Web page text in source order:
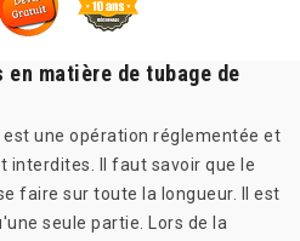
matière de tubage de
est une opération réglementée et
interdites. Il faut savoir que le
faire sur toute la longueur. Il est
seule partie. Lors de la